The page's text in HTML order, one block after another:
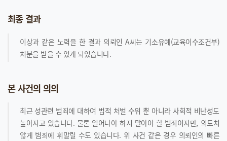
최종 결과
이상과 같은 노력을 한 결과 의뢰인 A씨는 기소유예(교육이수조건부)
처분을 받을 수 있게 되었습니다.
본 사건의 의의
최근 성관련 범죄에 대하여 법적 처벌 수위 뿐 아니라 사회적 비난성도
높아지고 있습니다. 물론 일어나야 하지 말아야 할 범죄이지만, 의도치
않게 범죄에 휘말릴 수도 있습니다. 위 사건 같은 경우 의뢰인의 빠른